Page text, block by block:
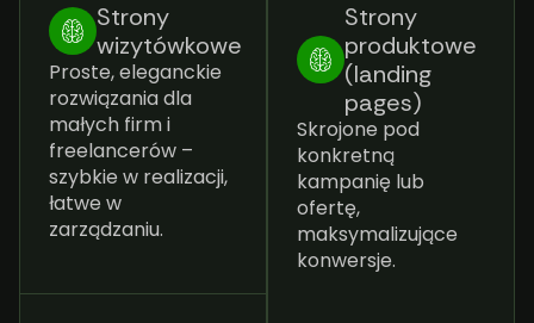
Strony
wizytówkowe
Proste, eleganckie
rozwiązania dla
małych firm i
freelancerów –
szybkie w realizacji,
łatwe w
zarządzaniu.
Strony
produktowe
(landing
pages)
Skrojone pod
konkretną
kampanię lub
ofertę,
maksymalizujące
konwersje.